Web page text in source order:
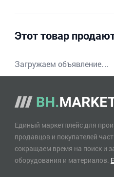
Этот товар
Загружаем объявление…
Единый маркетплейс для
продавцов и покупателей
сокращаем время на поиск и
оборудования и материалов.